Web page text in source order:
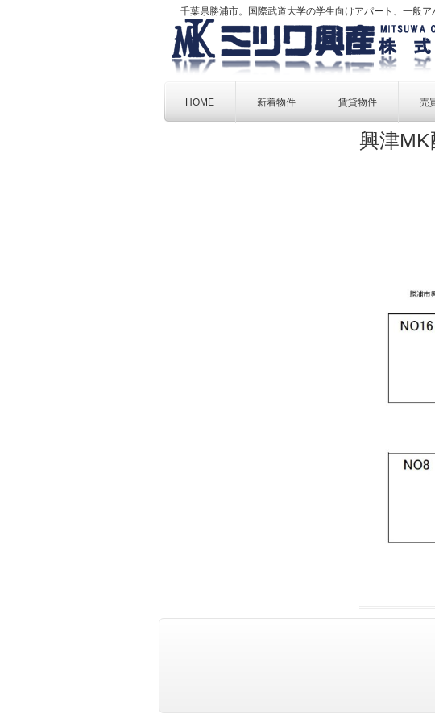
千葉県勝浦市。国際武道大学の学生向けアパート、一般
contentHOME 新着物件 賃貸物件
賃貸物件一覧
売
興津MK